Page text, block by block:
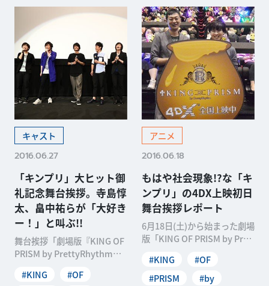
キャスト
2016.06.27
「キンプリ」大ヒット御
礼記念舞台挨拶。寺島惇
太、畠中祐らが「大好き
ー！」と叫ぶ!!
舞台挨拶「劇場版『KING OF
PRISM by PrettyRhythm』
#KING
#OF
アニメ
2016.06.18
もはや社会現象!?な「キ
ンプリ」の4DX上映初日
舞台挨拶レポート
6月18日(土)から始まった劇場
版「KING OF PRISM by Pret
#KING
#OF
#PRISM
#by